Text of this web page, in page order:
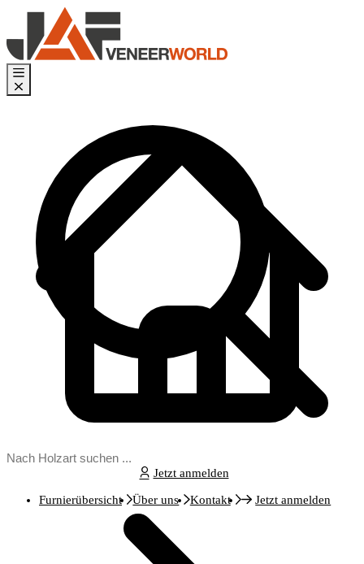
Jetzt anmelden
Furnierübersicht Über uns Kontakt Jetzt anmelden